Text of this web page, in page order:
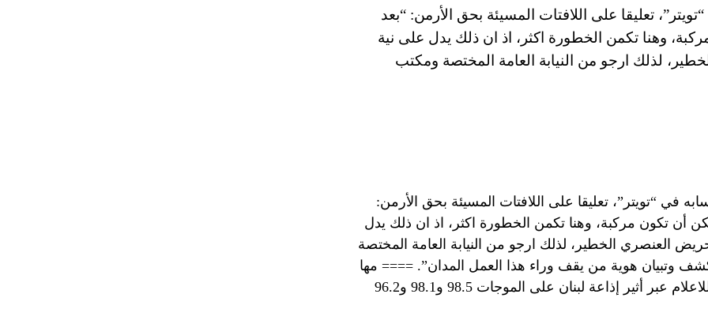
تعليقا على اللافتات المسيئة بحق الأرمن: “بعد
وهنا تكمن الخطورة اكثر، اذ ان ذلك يدل على نية
لذلك ارجو من النيابة العامة المختصة ومكتب
في “تويتر”، تعليقا على اللافتات المسيئة بحق الأرمن:
أن تكون مركبة، وهنا تكمن الخطورة اكثر، اذ ان ذلك يدل
العنصري الخطير، لذلك ارجو من النيابة العامة المختصة
وتبيان هوية من يقف وراء هذا العمل المدان”. ==== مها
العربي/ ن.ح. تابعوا أخبار الوكالة الوطنية للاعلام عبر أثير إذاعة لبنان على الموجات 98.5 و98.1 و96.2